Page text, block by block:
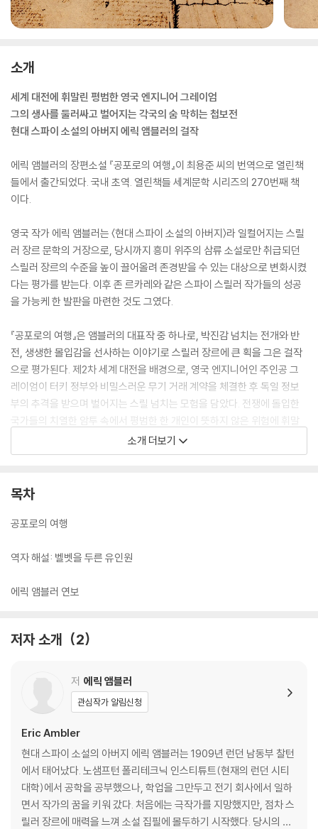
소개
세계 대전에 휘말린 평범한 영국 엔지니어 그레이엄
그의 생사를 둘러싸고 벌어지는 각국의 숨 막히는 첩보전
현대 스파이 소설의 아버지 에릭 앰블러의 걸작
에릭 앰블러의 장편소설 『공포로의 여행』이 최용준 씨의 번역으로 열린책
들에서 출간되었다. 국내 초역. 열린책들 세계문학 시리즈의 270번째 책
이다.
영국 작가 에릭 앰블러는 〈현대 스파이 소설의 아버지〉라 일컬어지는 스릴
러 장르 문학의 거장으로, 당시까지 흥미 위주의 삼류 소설로만 취급되던
스릴러 장르의 수준을 높이 끌어올려 존경받을 수 있는 대상으로 변화시켰
다는 평가를 받는다. 이후 존 르카레와 같은 스파이 스릴러 작가들의 성공
을 가능케 한 발판을 마련한 것도 그였다.
『공포로의 여행』은 앰블러의 대표작 중 하나로, 박진감 넘치는 전개와 반
전, 생생한 몰입감을 선사하는 이야기로 스릴러 장르에 큰 획을 그은 걸작
으로 평가된다. 제2차 세계 대전을 배경으로, 영국 엔지니어인 주인공 그
레이엄이 터키 정부와 비밀스러운 무기 거래 계약을 체결한 후 독일 정보
부의 추격을 받으며 벌어지는 스릴 넘치는 모험을 담았다. 전쟁에 돌입한
국가들의 치열한 암투 속에서 평범한 한 개인이 뜻하지 않은 위험에 휘말
려 들게 든다는 설정의 이야기로, 앰블러 소설들이 그렇듯 국제적인 스케
일의 사건들과 개인의 섬세한 심리 묘사가 절묘하게 어우러지며 긴장감을
소개 더보기
목차
공포로의 여행
역자 해설: 벨벳을 두른 유인원
에릭 앰블러 연보
저자 소개 2
저 에릭 앰블러
관심작가 알림신청
Eric Ambler
현대 스파이 소설의 아버지 에릭 앰블러는 1909년 런던 남동부 찰턴
에서 태어났다. 노샘프턴 폴리테크닉 인스티튜트(현재의 런던 시티
대학)에서 공학을 공부했으나, 학업을 그만두고 전기 회사에서 일하
면서 작가의 꿈을 키워 갔다. 처음에는 극작가를 지망했지만, 점차 스
릴러 장르에 매력을 느껴 소설 집필에 몰두하기 시작했다. 당시의 값